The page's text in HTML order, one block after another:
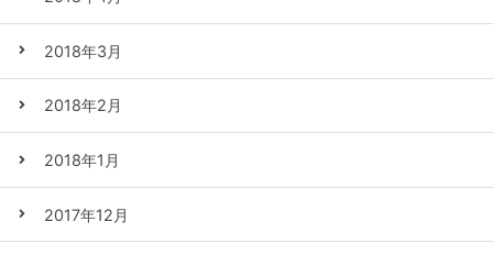
2018年3月
2018年2月
2018年1月
2017年12月